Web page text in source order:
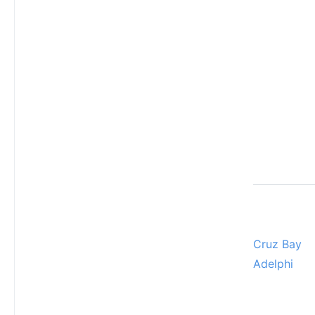
Cruz Bay
Adelphi